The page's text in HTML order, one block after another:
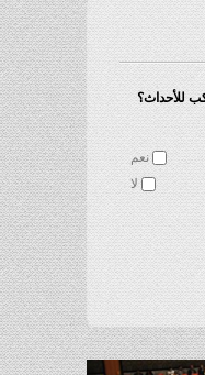
للأحداث؟
نعم
لا